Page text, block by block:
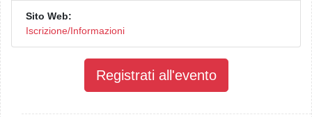
Sito Web:
Iscrizione/Informazioni
Registrati all'evento